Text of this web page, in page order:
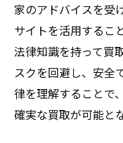
買取条件
知識不足
成功する機械
よう
交渉前に
家のアドバイスを受
サイトを活用するこ
法律知識を持って買
スクを回避し、安全
律を理解することで
確実な買取が可能と